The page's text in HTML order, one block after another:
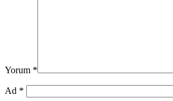
Yorum *
Ad *